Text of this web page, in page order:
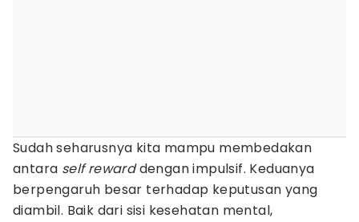
Sudah seharusnya kita mampu membedakan
antara self rewarddengan impulsif. Keduanya
berpengaruh besar terhadap keputusan yang
diambil. Baik dari sisi kesehatan mental,